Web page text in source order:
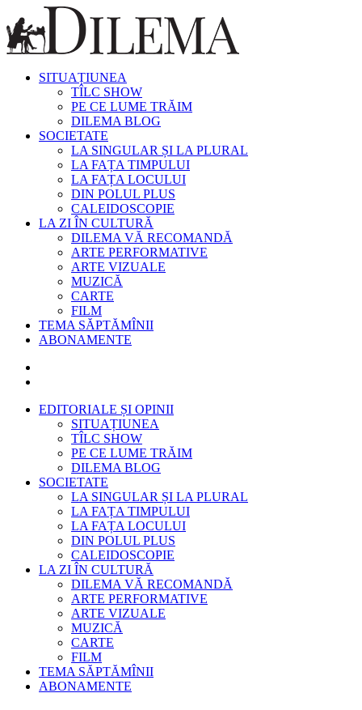
SITUAȚIUNEA
TÎLC SHOW
PE CE LUME TRĂIM
DILEMA BLOG
SOCIETATE
LA SINGULAR ȘI LA PLURAL
LA FAȚA TIMPULUI
LA FAȚA LOCULUI
DIN POLUL PLUS
CALEIDOSCOPIE
LA ZI ÎN CULTURĂ
DILEMA VĂ RECOMANDĂ
ARTE PERFORMATIVE
ARTE VIZUALE
MUZICĂ
CARTE
FILM
TEMA SĂPTĂMÎNII
ABONAMENTE
EDITORIALE ȘI OPINII
SITUAȚIUNEA
TÎLC SHOW
PE CE LUME TRĂIM
DILEMA BLOG
SOCIETATE
LA SINGULAR ȘI LA PLURAL
LA FAȚA TIMPULUI
LA FAȚA LOCULUI
DIN POLUL PLUS
CALEIDOSCOPIE
LA ZI ÎN CULTURĂ
DILEMA VĂ RECOMANDĂ
ARTE PERFORMATIVE
ARTE VIZUALE
MUZICĂ
CARTE
FILM
TEMA SĂPTĂMÎNII
ABONAMENTE